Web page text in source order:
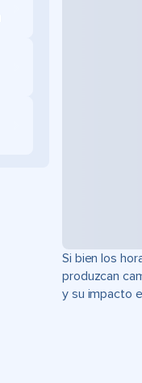
Si bien los
produzcan
y su impacto